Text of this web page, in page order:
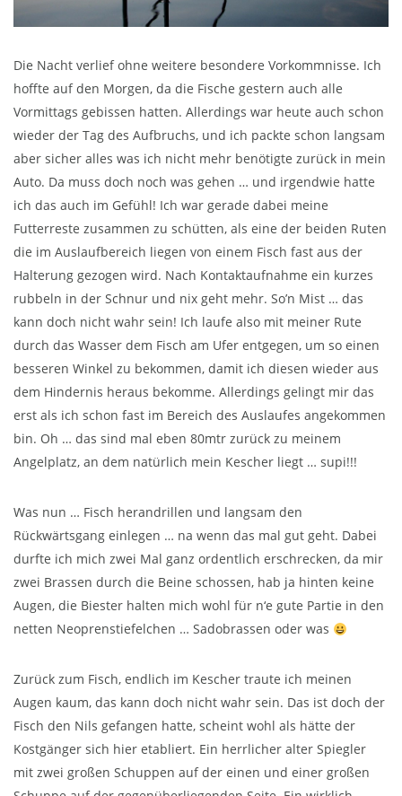
Die Nacht verlief ohne weitere besondere Vorkommnisse. Ich
hoffte auf den Morgen, da die Fische gestern auch alle
Vormittags gebissen hatten. Allerdings war heute auch schon
wieder der Tag des Aufbruchs, und ich packte schon langsam
aber sicher alles was ich nicht mehr benötigte zurück in mein
Auto. Da muss doch noch was gehen … und irgendwie hatte
ich das auch im Gefühl! Ich war gerade dabei meine
Futterreste zusammen zu schütten, als eine der beiden Ruten
die im Auslaufbereich liegen von einem Fisch fast aus der
Halterung gezogen wird. Nach Kontaktaufnahme ein kurzes
rubbeln in der Schnur und nix geht mehr. So’n Mist … das
kann doch nicht wahr sein! Ich laufe also mit meiner Rute
durch das Wasser dem Fisch am Ufer entgegen, um so einen
besseren Winkel zu bekommen, damit ich diesen wieder aus
dem Hindernis heraus bekomme. Allerdings gelingt mir das
erst als ich schon fast im Bereich des Auslaufes angekommen
bin. Oh … das sind mal eben 80mtr zurück zu meinem
Angelplatz, an dem natürlich mein Kescher liegt … supi!!!
Was nun … Fisch herandrillen und langsam den
Rückwärtsgang einlegen … na wenn das mal gut geht. Dabei
durfte ich mich zwei Mal ganz ordentlich erschrecken, da mir
zwei Brassen durch die Beine schossen, hab ja hinten keine
Augen, die Biester halten mich wohl für n‘e gute Partie in den
netten Neoprenstiefelchen … Sadobrassen oder was
Zurück zum Fisch, endlich im Kescher traute ich meinen
Augen kaum, das kann doch nicht wahr sein. Das ist doch der
Fisch den Nils gefangen hatte, scheint wohl als hätte der
Kostgänger sich hier etabliert. Ein herrlicher alter Spiegler
mit zwei großen Schuppen auf der einen und einer großen